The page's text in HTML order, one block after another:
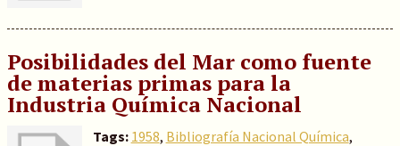
Posibilidades del Mar como fuente
de materias primas para la
Industria Química Nacional
Tags: 1958, Bibliografía Nacional Química,